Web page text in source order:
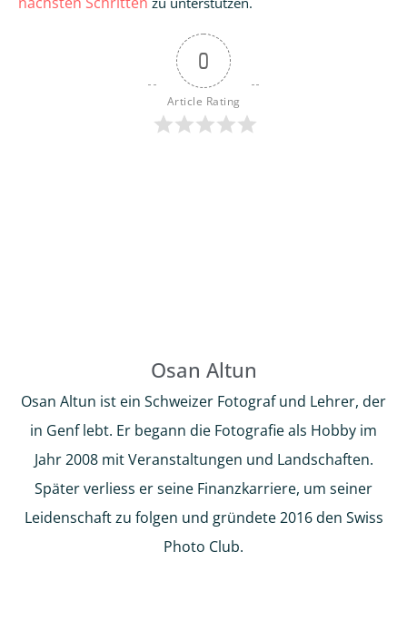
0
Article Rating
Osan Altun
Osan Altun ist ein Schweizer Fotograf und Lehrer, der
in Genf lebt. Er begann die Fotografie als Hobby im
Jahr 2008 mit Veranstaltungen und Landschaften.
Später verliess er seine Finanzkarriere, um seiner
Leidenschaft zu folgen und gründete 2016 den Swiss
Photo Club.